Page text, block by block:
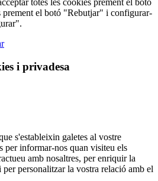
totes les cookies prement el botó
prement el botó "Rebutjar" i configurar-
i privadesa
s'estableixin galetes al vostre
informar-nos quan visiteu els
amb nosaltres, per enriquir la
personalitzar la vostra relació amb el